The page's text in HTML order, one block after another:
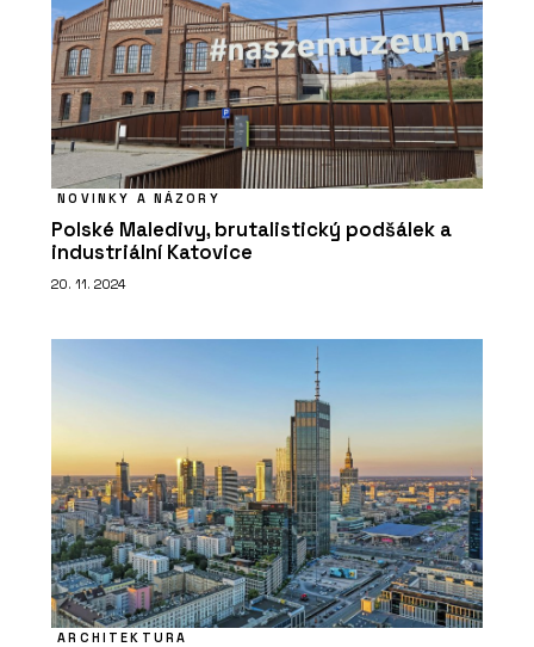
NOVINKY A NÁZORY
Polské Maledivy, brutalistický podšálek a
industriální Katovice
20. 11. 2024
ARCHITEKTURA